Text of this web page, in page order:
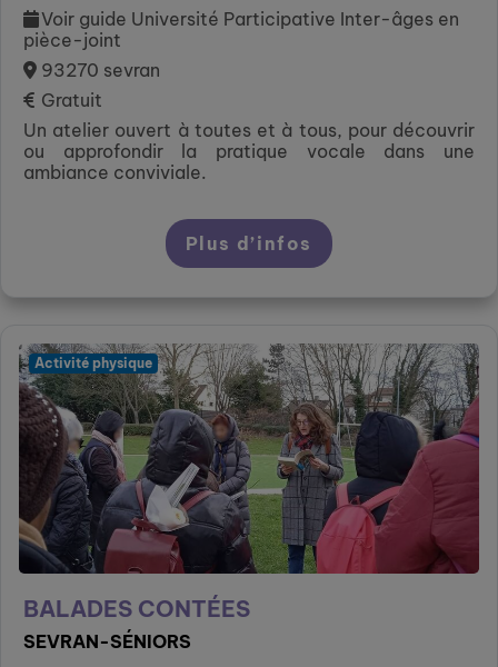
Voir guide Université Participative Inter-âges en
pièce-joint
93270 sevran
Gratuit
Un atelier ouvert à toutes et à tous, pour découvrir
ou approfondir la pratique vocale dans une
ambiance conviviale.
Plus d’infos
Activité physique
BALADES CONTÉES
SEVRAN-SÉNIORS